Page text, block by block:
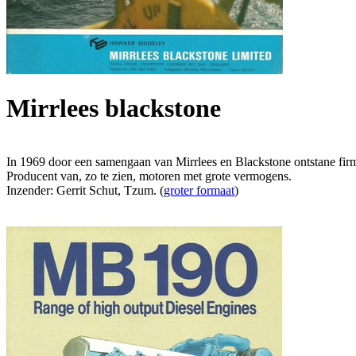
Mirrlees blackstone
In 1969 door een samengaan van Mirrlees en Blackstone ontstane
Producent van, zo te zien, motoren met grote vermogens.
Inzender: Gerrit Schut, Tzum. (groter formaat)